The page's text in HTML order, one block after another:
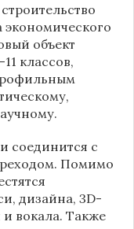
экономического
объект
классов,
соединится с
Помимо
дизайна, 3D-
вокала. Также